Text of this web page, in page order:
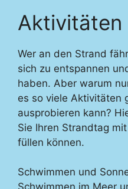
Aktivitäten
Wer an den Strand
sich zu entspannen
haben. Aber warum
es so viele Aktivitäten
ausprobieren kann?
Sie Ihren Strandtag
füllen können.
Schwimmen und